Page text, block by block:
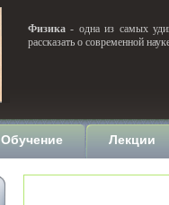
Физика - одна из самых
рассказать о современной
Обучение Лекции